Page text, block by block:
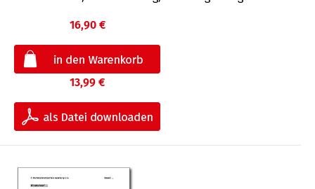
16,90 €
13,99 €